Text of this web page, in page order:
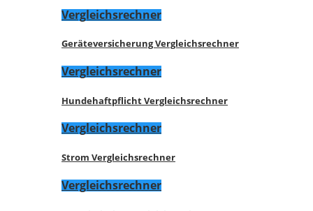
Vergleichsrechner
Geräteversicherung Vergleichsrechner
Vergleichsrechner
Hundehaftpflicht Vergleichsrechner
Vergleichsrechner
Strom Vergleichsrechner
Vergleichsrechner